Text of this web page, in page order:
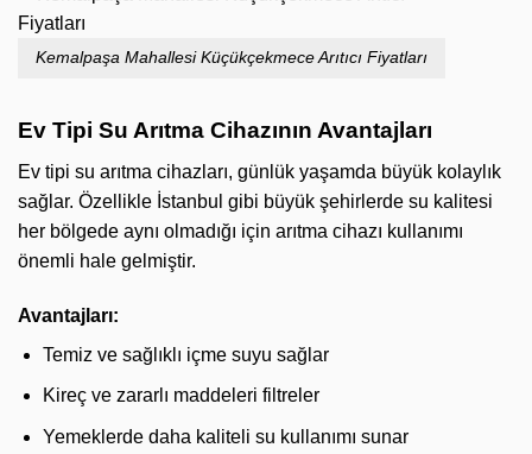
Kemalpaşa Mahallesi Küçükçekmece Arıtıcı Fiyatları
Ev Tipi Su Arıtma Cihazının Avantajları
Ev tipi su arıtma cihazları, günlük yaşamda büyük kolaylık
sağlar. Özellikle İstanbul gibi büyük şehirlerde su kalitesi
her bölgede aynı olmadığı için arıtma cihazı kullanımı
önemli hale gelmiştir.
Avantajları:
Temiz ve sağlıklı içme suyu sağlar
Kireç ve zararlı maddeleri filtreler
Yemeklerde daha kaliteli su kullanımı sunar